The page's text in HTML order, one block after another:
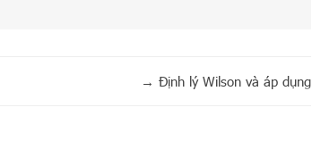
→ Định lý Wilson và áp dụng